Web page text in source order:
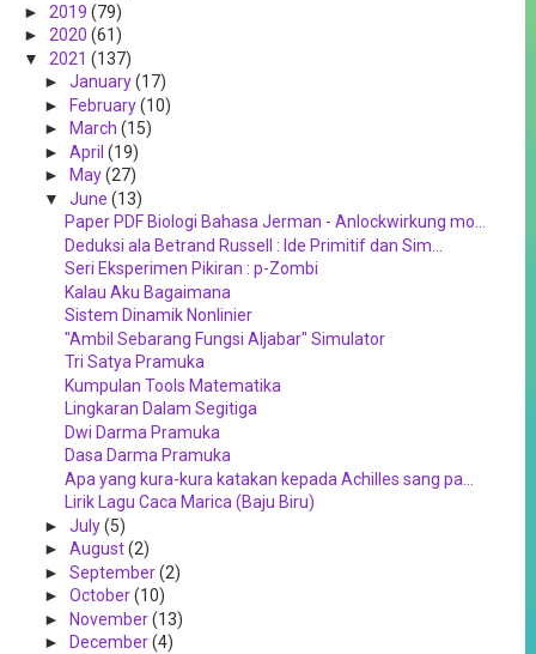
► 2019 (79)
► 2020 (61)
▼ 2021 (137)
► January(17)
►
February(10)
►
March (15)
► April (19)
►
May(27)
▼ June (13)
Paper PDF Biologi Bahasa Jerman - Anlockwirkung mo...
Deduksi ala Betrand Russell : Ide Primitif dan Sim...
Seri Eksperimen Pikiran : p-Zombi
Kalau Aku Bagaimana
Sistem Dinamik Nonlinier
"Ambil Sebarang Fungsi Aljabar" Simulator
Tri Satya Pramuka
Kumpulan Tools Matematika
Lingkaran Dalam Segitiga
Dwi Darma Pramuka
Dasa Darma Pramuka
Apa yang kura-kura katakan kepada Achilles sang pa...
Lirik Lagu Caca Marica (Baju Biru)
► July(5)
► August(2)
► September(2)
► October(10)
►
November(13)
►
December(4)